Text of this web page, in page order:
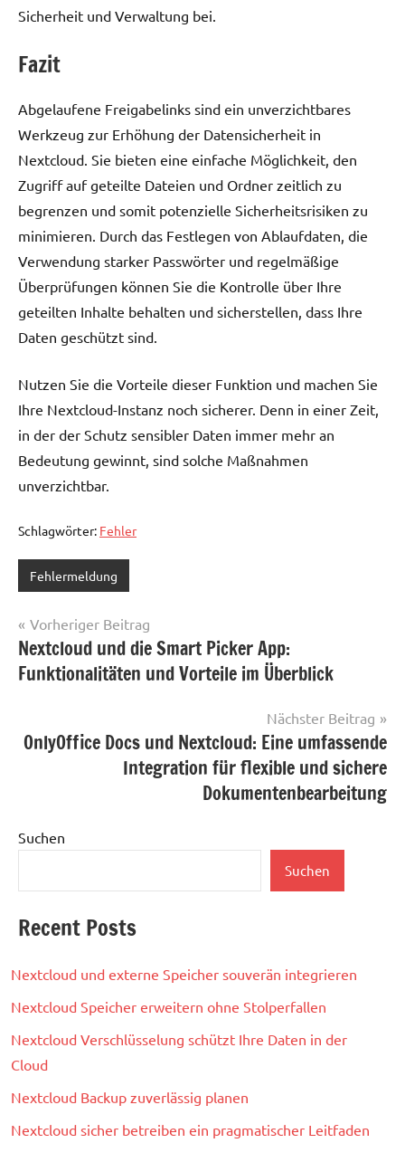
Sicherheit und Verwaltung bei.
Fazit
Abgelaufene Freigabelinks sind ein unverzichtbares
Werkzeug zur Erhöhung der Datensicherheit in
Nextcloud. Sie bieten eine einfache Möglichkeit, den
Zugriff auf geteilte Dateien und Ordner zeitlich zu
begrenzen und somit potenzielle Sicherheitsrisiken zu
minimieren. Durch das Festlegen von Ablaufdaten, die
Verwendung starker Passwörter und regelmäßige
Überprüfungen können Sie die Kontrolle über Ihre
geteilten Inhalte behalten und sicherstellen, dass Ihre
Daten geschützt sind.
Nutzen Sie die Vorteile dieser Funktion und machen Sie
Ihre Nextcloud-Instanz noch sicherer. Denn in einer Zeit,
in der der Schutz sensibler Daten immer mehr an
Bedeutung gewinnt, sind solche Maßnahmen
unverzichtbar.
Schlagwörter: Fehler
Fehlermeldung
Beitragsnavigation
Vorheriger Beitrag
Nextcloud und die Smart Picker App:
Funktionalitäten und Vorteile im Überblick
Nächster Beitrag
OnlyOffice Docs und Nextcloud: Eine umfassende
Integration für flexible und sichere
Dokumentenbearbeitung
Suchen
Suchen
Recent Posts
Nextcloud und externe Speicher souverän integrieren
Nextcloud Speicher erweitern ohne Stolperfallen
Nextcloud Verschlüsselung schützt Ihre Daten in der
Cloud
Nextcloud Backup zuverlässig planen
Nextcloud sicher betreiben ein pragmatischer Leitfaden